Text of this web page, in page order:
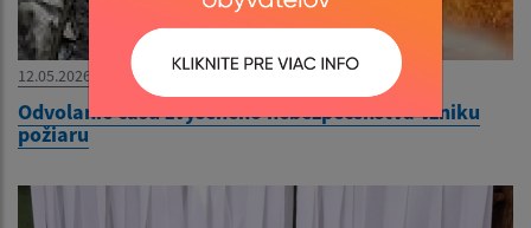
12.05.2026
Odvolanie času zvýšeného nebezpečenstva vzniku
požiaru